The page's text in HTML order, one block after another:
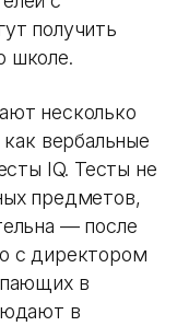
получить
школе.
несколько
вербальные
IQ. Тесты не
предметов,
— после
с директором
в
в